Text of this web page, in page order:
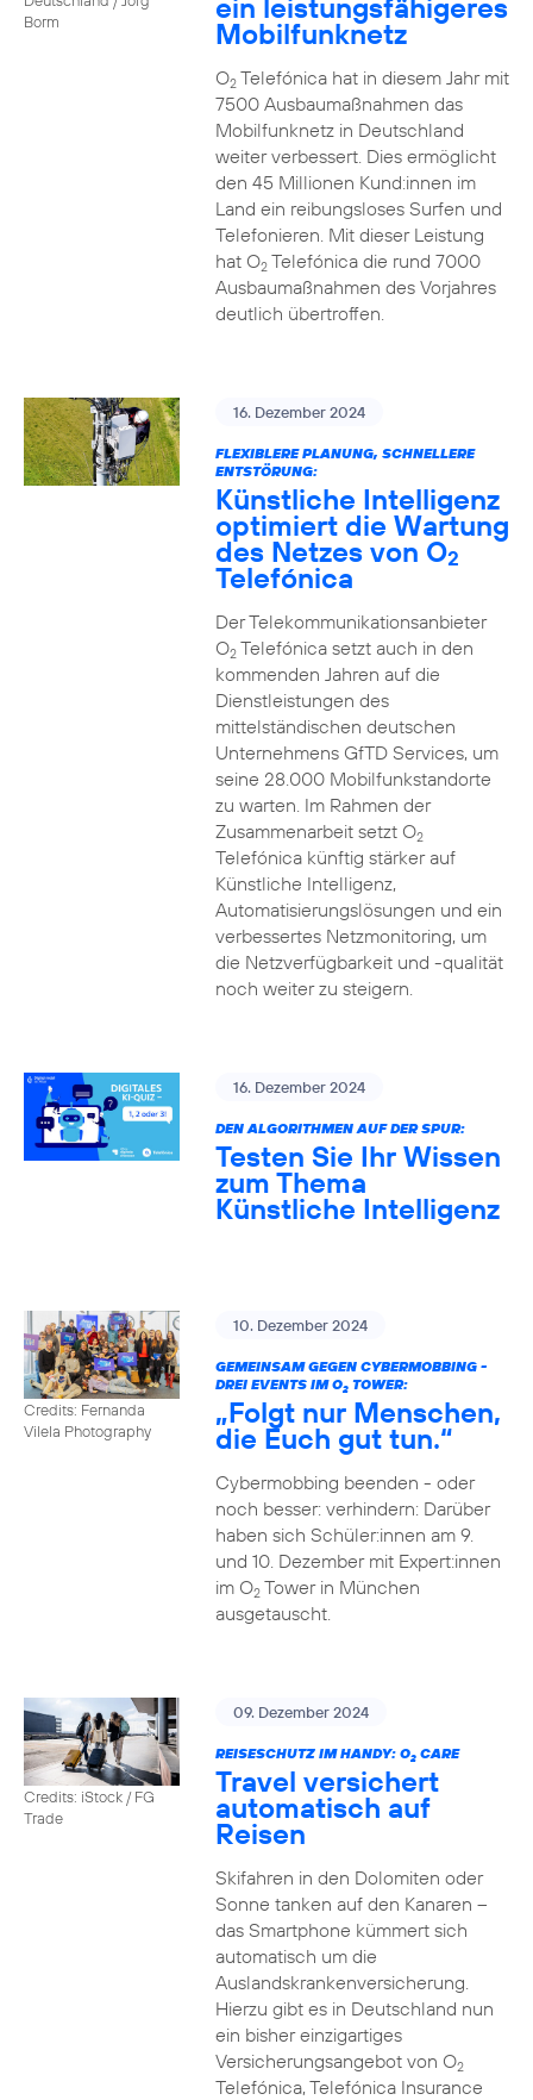
Borm
ein leistungsfähigeres
Mobilfunknetz
O2Telefónica hat in diesem Jahr mit
7500 Ausbaumaßnahmen das
Mobilfunknetz in Deutschland
weiter verbessert. Dies ermöglicht
den 45 Millionen Kund:innen im
Land ein reibungsloses Surfen und
Telefonieren. Mit dieser Leistung
hat O2Telefónica die rund 7000
Ausbaumaßnahmen des Vorjahres
deutlich übertroffen.
16. Dezember 2024
FLEXIBLERE PLANUNG, SCHNELLERE
ENTSTÖRUNG:
Künstliche Intelligenz
optimiert die Wartung
des Netzes von O2
Telefónica
Der Telekommunikationsanbieter
O2Telefónica setzt auch in den
kommenden Jahren auf die
Dienstleistungen des
mittelständischen deutschen
Unternehmens GfTD Services, um
seine 28.000 Mobilfunkstandorte
zu warten. Im Rahmen der
Zusammenarbeit setzt O2
Telefónica künftig stärker auf
Künstliche Intelligenz,
Automatisierungslösungen und ein
verbessertes Netzmonitoring, um
die Netzverfügbarkeit und -qualität
noch weiter zu steigern.
16. Dezember 2024
DEN ALGORITHMEN AUF DER SPUR:
Testen Sie Ihr Wissen
zum Thema
Künstliche Intelligenz
Credits: Fernanda
Vilela Photography
10. Dezember 2024
GEMEINSAM GEGEN CYBERMOBBING -
DREI EVENTS IM O2TOWER:
„Folgt nur Menschen,
die Euch gut tun.“
Cybermobbing beenden - oder
noch besser: verhindern: Darüber
haben sich Schüler:innen am 9.
und 10. Dezember mit Expert:innen
im O2Tower in München
ausgetauscht.
Credits: iStock / FG
Trade
09. Dezember 2024
REISESCHUTZ IM HANDY: O2CARE
Travel versichert
automatisch auf
Reisen
Skifahren in den Dolomiten oder
Sonne tanken auf den Kanaren –
das Smartphone kümmert sich
automatisch um die
Auslandskrankenversicherung.
Hierzu gibt es in Deutschland nun
ein bisher einzigartiges
Versicherungsangebot von O2
Telefónica, Telefónica Insurance